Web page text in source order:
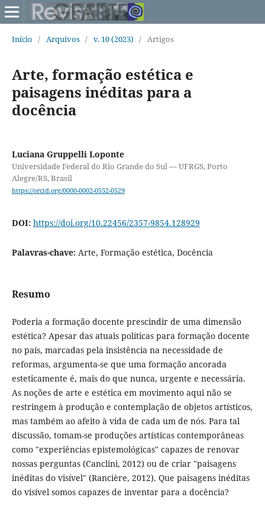
Início / Arquivos / v. 10 (2023) / Artigos
Arte, formação estética e
paisagens inéditas para a
docência
Luciana Gruppelli Loponte
Universidade Federal do Rio Grande do Sul — UFRGS, Porto
Alegre/RS, Brasil
https://orcid.org/0000-0002-0552-0529
DOI: https://doi.org/10.22456/2357-9854.128929
Palavras-chave: Arte, Formação estética, Docência
Resumo
Poderia a formação docente prescindir de uma dimensão
estética? Apesar das atuais políticas para formação docente
no país, marcadas pela insistência na necessidade de
reformas, argumenta-se que uma formação ancorada
esteticamente é, mais do que nunca, urgente e necessária.
As noções de arte e estética em movimento aqui não se
restringem à produção e contemplação de objetos artísticos,
mas também ao afeito à vida de cada um de nós. Para tal
discussão, tomam-se produções artísticas contemporâneas
como "experiências epistemológicas" capazes de renovar
nossas perguntas (Canclini, 2012) ou de criar "paisagens
inéditas do visível" (Rancière, 2012). Que paisagens inéditas
do visível somos capazes de inventar para a docência?